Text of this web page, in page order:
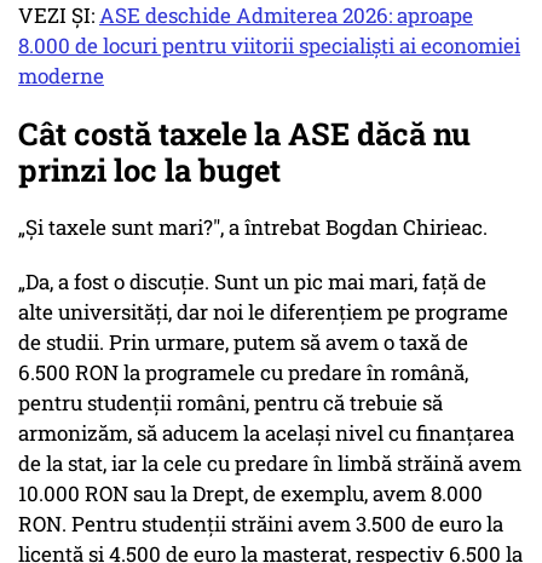
VEZI ȘI:ASE deschide Admiterea 2026: aproape
8.000 de locuri pentru viitorii specialiști ai economiei
moderne
Cât costă taxele la ASE dăcă nu
prinzi loc la buget
„Și taxele sunt mari?", a întrebat Bogdan Chirieac.
„Da, a fost o discuție. Sunt un pic mai mari, față de
alte universități, dar noi le diferențiem pe programe
de studii. Prin urmare, putem să avem o taxă de
6.500 RON la programele cu predare în română,
pentru studenții români, pentru că trebuie să
armonizăm, să aducem la același nivel cu finanțarea
de la stat, iar la cele cu predare în limbă străină avem
10.000 RON sau la Drept, de exemplu, avem 8.000
RON. Pentru studenții străini avem 3.500 de euro la
licență și 4.500 de euro la masterat, respectiv 6.500 la